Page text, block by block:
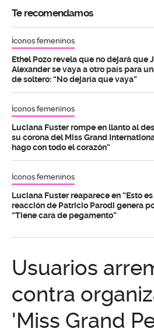
Te recomendamos
Íconos femeninos
Ethel Pozo revela que no dejará que
Alexander se vaya a otro país para
de soltero: “No dejaría que vaya”
Íconos femeninos
Luciana Fuster rompe en llanto al
su corona del Miss Grand
hago con todo el corazón”
Íconos femeninos
Luciana Fuster reaparece en “Esto
reacción de Patricio Parodi genera
“Tiene cara de pegamento”
Usuarios
contra
'Miss Grand